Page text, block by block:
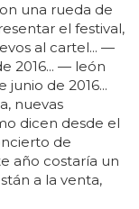
una rueda de
el festival,
al cartel... —
2016... — león
de 2016...
nuevas
dicen desde el
de
año costaría un
a la venta,